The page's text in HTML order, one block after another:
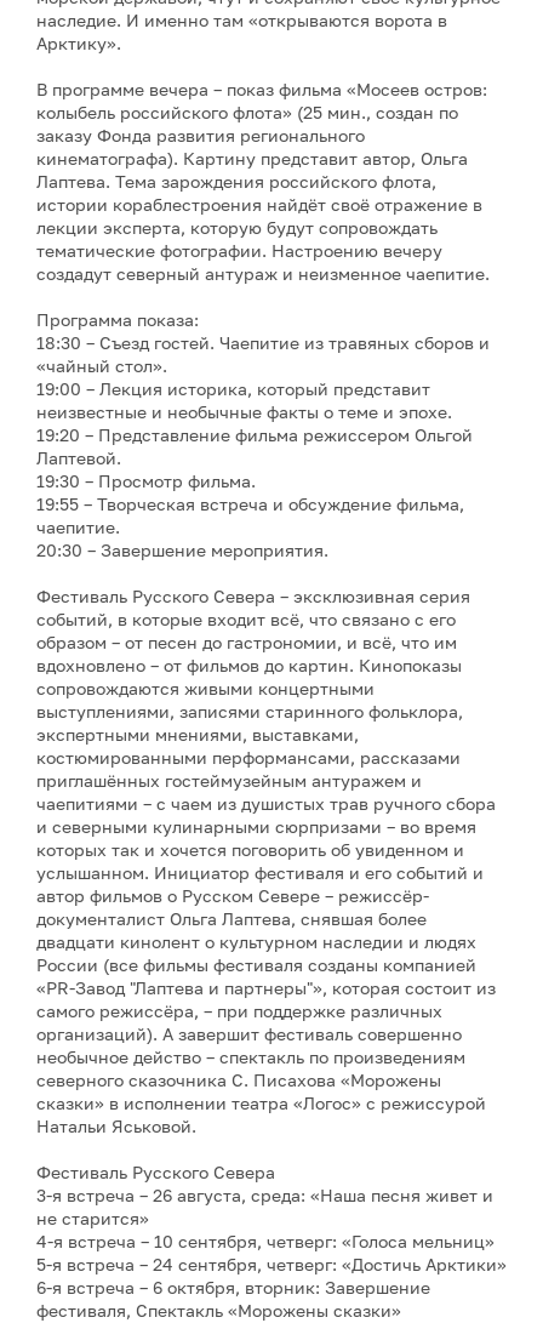
наследие. И именно там «открываются ворота в
Арктику».
В программе вечера – показ фильма «Мосеев остров:
колыбель российского флота» (25 мин., создан по
заказу Фонда развития регионального
кинематографа). Картину представит автор, Ольга
Лаптева. Тема зарождения российского флота,
истории кораблестроения найдёт своё отражение в
лекции эксперта, которую будут сопровождать
тематические фотографии. Настроению вечеру
создадут северный антураж и неизменное чаепитие.
Программа показа:
18:30 – Съезд гостей. Чаепитие из травяных сборов и
«чайный стол».
19:00 – Лекция историка, который представит
неизвестные и необычные факты о теме и эпохе.
19:20 – Представление фильма режиссером Ольгой
Лаптевой.
19:30 – Просмотр фильма.
19:55 – Творческая встреча и обсуждение фильма,
чаепитие.
20:30 – Завершение мероприятия.
Фестиваль Русского Севера – эксклюзивная серия
событий, в которые входит всё, что связано с его
образом – от песен до гастрономии, и всё, что им
вдохновлено – от фильмов до картин. Кинопоказы
сопровождаются живыми концертными
выступлениями, записями старинного фольклора,
экспертными мнениями, выставками,
костюмированными перформансами, рассказами
приглашённых гостеймузейным антуражем и
чаепитиями – с чаем из душистых трав ручного сбора
и северными кулинарными сюрпризами – во время
которых так и хочется поговорить об увиденном и
услышанном. Инициатор фестиваля и его событий и
автор фильмов о Русском Севере – режиссёр-
документалист Ольга Лаптева, снявшая более
двадцати кинолент о культурном наследии и людях
России (все фильмы фестиваля созданы компанией
«PR-Завод "Лаптева и партнеры"», которая состоит из
самого режиссёра, – при поддержке различных
организаций). А завершит фестиваль совершенно
необычное действо – спектакль по произведениям
северного сказочника С. Писахова «Морожены
сказки» в исполнении театра «Логос» с режиссурой
Натальи Яськовой.
Фестиваль Русского Севера
3-я встреча – 26 августа, среда: «Наша песня живет и
не старится»
4-я встреча – 10 сентября, четверг: «Голоса мельниц»
5-я встреча – 24 сентября, четверг: «Достичь Арктики»
6-я встреча – 6 октября, вторник: Завершение
фестиваля, Спектакль «Морожены сказки»